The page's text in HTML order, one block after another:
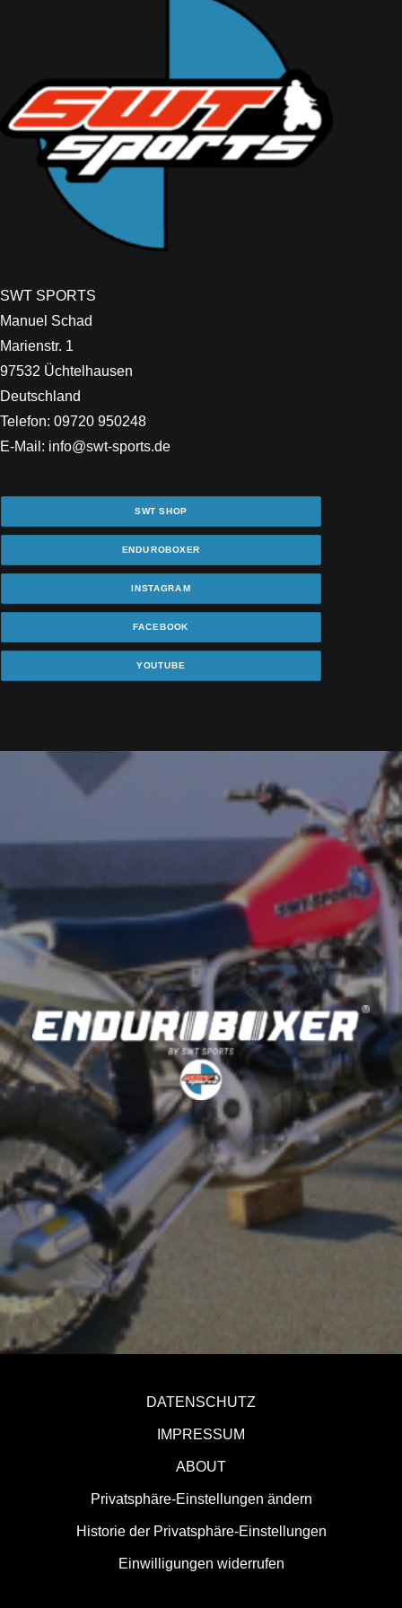
SWT SPORTS
Manuel Schad
Marienstr. 1
97532 Üchtelhausen
Deutschland
Telefon: 09720 950248
E-Mail: info@swt-sports.de
SWT SHOP
ENDUROBOXER
INSTAGRAM
FACEBOOK
YOUTUBE
DATENSCHUTZ
IMPRESSUM
ABOUT
Privatsphäre-Einstellungen ändern
Historie der Privatsphäre-Einstellungen
Einwilligungen widerrufen